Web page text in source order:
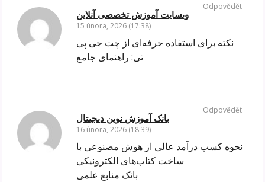
وبسایت آموزش تخصصی آنلاین
15 února, 2026 (17:38)
نکته برای استفاده حرفه‌ای از چت جی پی
تی: راهنمای جامع
Odpovědět
بانک آموزش نوین دیجیتال
16 února, 2026 (18:39)
نحوه کسب درآمد عالی از هوش مصنوعی با
ساخت کتاب‌های الکترونیکی
بانک منابع علمی
Odpovědět